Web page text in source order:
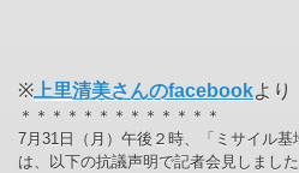
※ 上里清美さんのfacebookより
＊＊＊＊＊＊＊＊＊＊＊＊＊
7月31日（月）午後２時、「ミサイル基
は、以下の抗議声明で記者会見しました